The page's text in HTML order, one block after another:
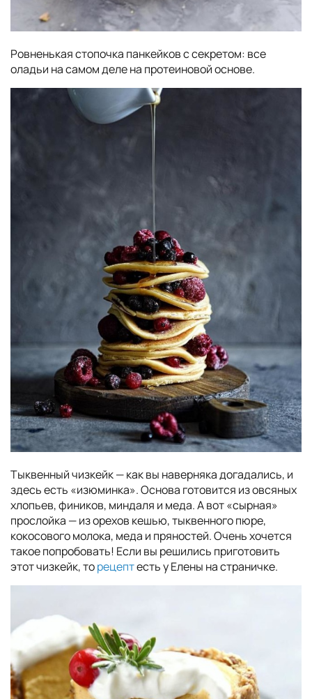
Ровненькая стопочка панкейков с секретом: все
оладьи на самом деле на протеиновой основе.
Тыквенный чизкейк — как вы наверняка догадались, и
здесь есть «изюминка». Основа готовится из овсяных
хлопьев, фиников, миндаля и меда. А вот «сырная»
прослойка — из орехов кешью, тыквенного пюре,
кокосового молока, меда и пряностей. Очень хочется
такое попробовать! Если вы решились приготовить
этот чизкейк, торецептесть у Елены на страничке.